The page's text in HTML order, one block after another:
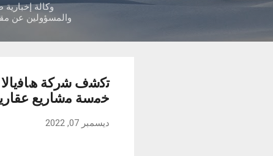
وكالة
والمسؤولين عن
ﺧﻣﺳﺔ ﻣﺷﺎرﯾﻊ
ديسمبر 07, 2022